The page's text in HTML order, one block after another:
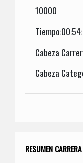
10000
Cabeza
Cabeza
RESUMEN CARRERA